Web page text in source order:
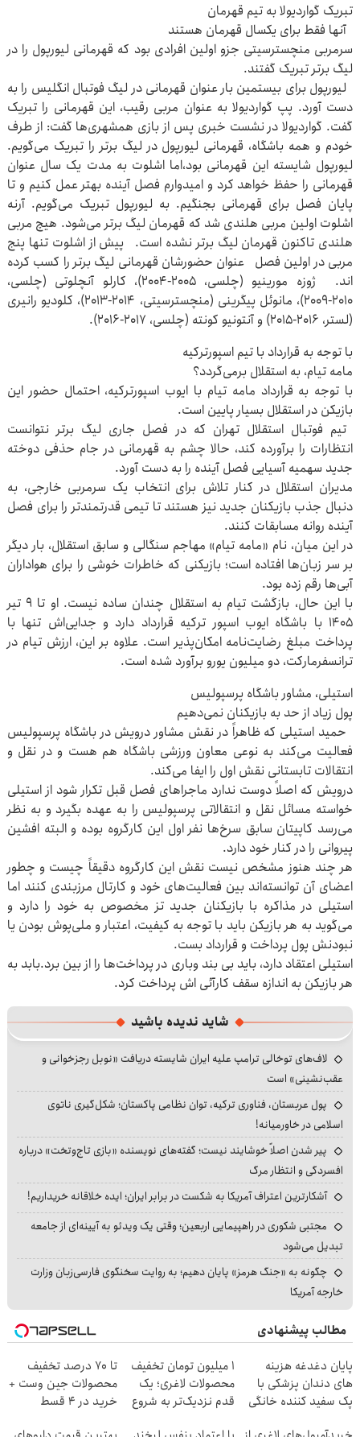
تبریک گواردیولا به تیم قهرمان
آنها فقط برای یکسال قهرمان هستند
سرمربی منچسترسیتی جزو اولین افرادی بود که قهرمانی لیورپول را در
لیگ برتر تبریک گفتند.
لیورپول برای بیستمین بار عنوان قهرمانی در لیگ فوتبال انگلیس را به
دست آورد. پپ گواردیولا به عنوان مربی رقیب، این قهرمانی را تبریک
گفت. گواردیولا در نشست خبری پس از بازی همشهری‌ها گفت: از طرف
خودم و همه باشگاه، قهرمانی لیورپول در لیگ برتر را تبریک می‌گویم.
لیورپول شایسته این قهرمانی بود،اما اشلوت به مدت یک سال عنوان
قهرمانی را حفظ خواهد کرد و امیدوارم فصل آینده بهتر عمل کنیم و تا
پایان فصل برای قهرمانی بجنگیم. به لیورپول تبریک می‌گویم. آرنه
اشلوت اولین مربی هلندی شد که قهرمان لیگ برتر می‌شود. هیچ مربی
هلندی تاکنون قهرمان لیگ برتر نشده است. پیش از اشلوت تنها پنج
مربی در اولین فصل عنوان حضورشان قهرمانی لیگ برتر را کسب کرده
اند. ژوزه مورینیو (چلسی، ۲۰۰۵-۲۰۰۴)، کارلو آنچلوتی (چلسی،
۲۰۱۰-۲۰۰۹)، مانوئل پیگرینی (منچسترسیتی، ۲۰۱۴-۲۰۱۳)، کلودیو رانیری
(لستر، ۲۰۱۶-۲۰۱۵) و آنتونیو کونته (چلسی، ۲۰۱۷-۲۰۱۶).
با توجه به قرارداد با تیم اسپورترکیه
مامه تیام، به استقلال برمی‌گردد؟
با توجه به قرارداد مامه تیام با ایوب اسپورترکیه، احتمال حضور این
بازیکن در استقلال بسیار پایین است.
تیم فوتبال استقلال تهران که در فصل جاری لیگ برتر نتوانست
انتظارات را برآورده کند، حالا چشم به قهرمانی در جام حذفی دوخته
جدید سهمیه آسیایی فصل آینده را به دست آورد.
مدیران استقلال در کنار تلاش برای انتخاب یک سرمربی خارجی، به
دنبال جذب بازیکنان جدید نیز هستند تا تیمی قدرتمندتر را برای فصل
آینده روانه مسابقات کنند.
در این میان، نام «مامه تیام» مهاجم سنگالی و سابق استقلال، بار دیگر
بر سر زبان‌ها افتاده است؛ بازیکنی که خاطرات خوشی را برای هواداران
آبی‌ها رقم زده بود.
با این حال، بازگشت تیام به استقلال چندان ساده نیست. او تا ۹ تیر
۱۴۰۵ با باشگاه ایوب اسپور ترکیه قرارداد دارد و جدایی‌اش تنها با
پرداخت مبلغ رضایت‌نامه امکان‌پذیر است. علاوه بر این، ارزش تیام در
ترانسفرمارکت، دو میلیون یورو برآورد شده است.
استیلی، مشاور باشگاه پرسپولیس
پول زیاد از حد به بازیکنان نمی‌دهیم
حمید استیلی که ظاهراً در نقش مشاور درویش در باشگاه پرسپولیس
فعالیت می‌کند به نوعی معاون ورزشی باشگاه هم هست و در نقل و
انتقالات تابستانی نقش اول را ایفا می‌کند.
درویش که اصلاً دوست ندارد ماجراهای فصل قبل تکرار شود از استیلی
خواسته مسائل نقل و انتقالاتی پرسپولیس را به عهده بگیرد و به نظر
می‌رسد کاپیتان سابق سرخ‌ها نفر اول این کارگروه بوده و البته افشین
پیروانی را در کنار خود دارد.
هر چند هنوز مشخص نیست نقش این کارگروه دقیقاً چیست و چطور
اعضای آن توانسته‌اند بین فعالیت‌های خود و کارتال مرزبندی کنند اما
استیلی در مذاکره با بازیکنان جدید تز مخصوص به خود را دارد و
می‌گوید به هر بازیکن باید با توجه به کیفیت، اعتبار و ملی‌پوش بودن یا
نبودنش پول پرداخت و قرارداد بست.
استیلی اعتقاد دارد، باید بی بند وباری در پرداخت‌ها را از بین برد.بابد به
هر بازیکن به اندازه سقف کارآئی اش پرداخت کرد.
شاید ندیده باشید
لاف‌های توخالی ترامپ علیه ایران شایسته دریافت «نوبل رجزخوانی و
عقب‌نشینی» است
پول عربستان، فناوری ترکیه، توان نظامی پاکستان؛ شکل‌گیری ناتوی
اسلامی در خاورمیانه!
پیر شدن اصلاً خوشایند نیست؛ گفته‌های نویسنده «بازی تاج‌وتخت» درباره
افسردگی و انتظار مرگ
آشکارترین اعتراف آمریکا به شکست در برابر ایران؛ ایده خلاقانه خریداریم!
مجتبی شکوری در راهپیمایی اربعین؛ وقتی یک ویدئو به آیینه‌ای از جامعه
تبدیل می‌شود
چگونه به «جنگ هرمز» پایان دهیم؛ به روایت سخنگوی فارسی‌زبان وزارت
خارجه آمریکا
مطالب پیشنهادی
پایان دغدغه هزینه
های دندان پزشکی با
پک سفید کننده خانگی
۱ میلیون تومان تخفیف
محصولات لاغری؛ یک
قدم نزدیک‌تر به شروع
تا 70 درصد تخفیف
محصولات جین وست +
خرید در 4 قسط